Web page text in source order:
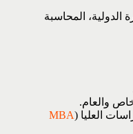
الدولية، المحاسبة
والعام.
العليا (MBA